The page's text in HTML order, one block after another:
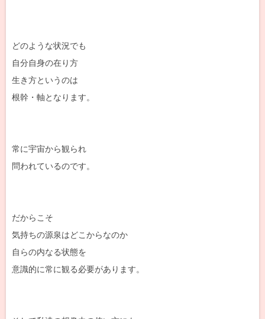
どのような状況でも
自分自身の在り方
生き方というのは
根幹・軸となります。
常に宇宙から観られ
問われているのです。
だからこそ
気持ちの源泉はどこからなのか
自らの内なる状態を
意識的に常に観る必要があります。